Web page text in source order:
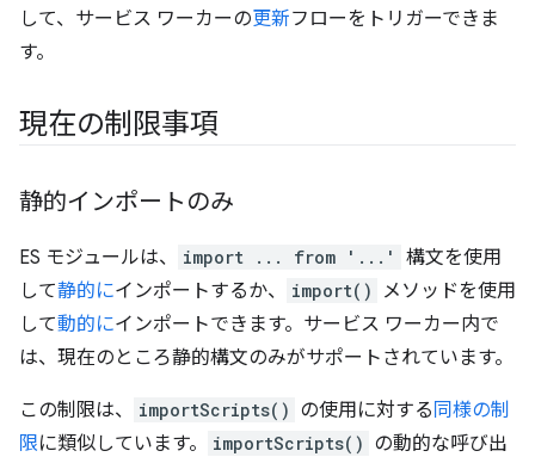
して、サービス ワーカーの更新フローをトリガーできま
す。
現在の制限事項
静的インポートのみ
ES モジュールは、 import ... from '...'
構文を使用
して静的にインポートするか、 import()
メソッドを使用
して動的にインポートできます。サービス ワーカー内で
は、現在のところ静的構文のみがサポートされています。
この制限は、 importScripts() の使用に対する 同様の制
限に類似しています。 importScripts() の動的な呼び出